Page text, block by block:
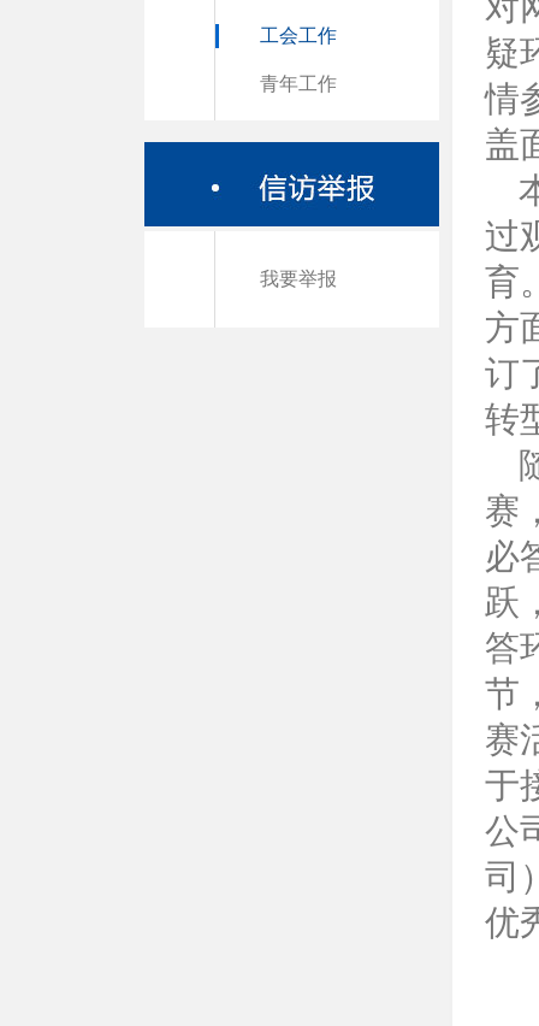
工会工作
青年工作
我要举报
疑
情
盖
过
育
方
订
转
赛
必
跃
答
节
赛
于
公
司
优